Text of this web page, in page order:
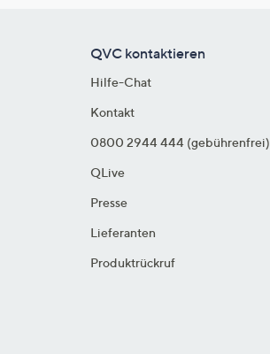
QVC kontaktieren
Hilfe-Chat
Kontakt
0800 2944 444 (gebührenfrei)
QLive
Presse
Lieferanten
Produktrückruf